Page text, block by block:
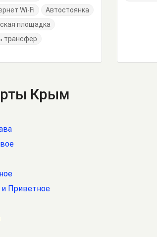
Wi-Fi
Автостоянка
площадка
трансфер
Крым
и Приветное